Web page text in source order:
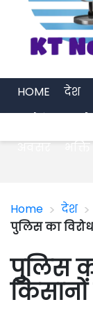
HOME देश
अवसर
भक्ति
Home > देश >
पुलिस का
पुलिस